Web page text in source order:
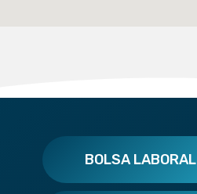
BOLSA LABORAL